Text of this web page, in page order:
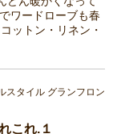
ワードローブも春
ットン・リネン・
タイル グランフロン
これ.１